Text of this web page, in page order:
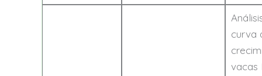
curva
vacas